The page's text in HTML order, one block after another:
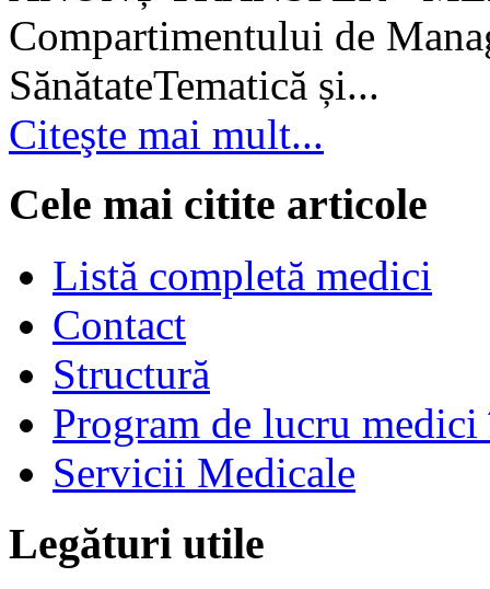
Compartimentului de
SănătateTematică și...
Citeşte mai mult...
Cele mai citite articole
Listă completă medici
Contact
Structură
Program de lucru
Servicii Medicale
Legături utile